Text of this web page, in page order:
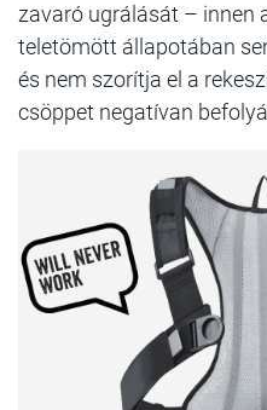
zavaró ugrálását – innen
teletömött állapotában
és nem szorítja el a
csöppet negatívan